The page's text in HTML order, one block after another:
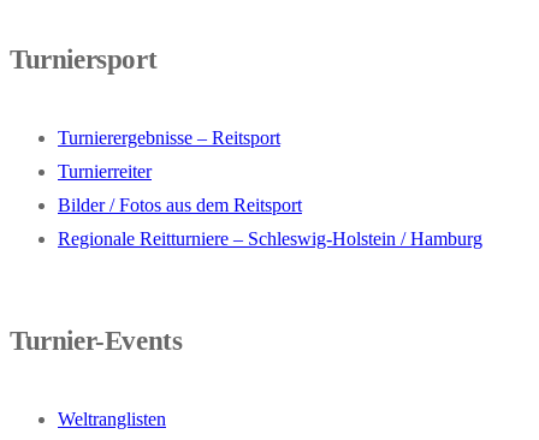
Turniersport
Turnierergebnisse – Reitsport
Turnierreiter
Bilder / Fotos aus dem Reitsport
Regionale Reitturniere – Schleswig-Holstein / Hamburg
Turnier-Events
Weltranglisten